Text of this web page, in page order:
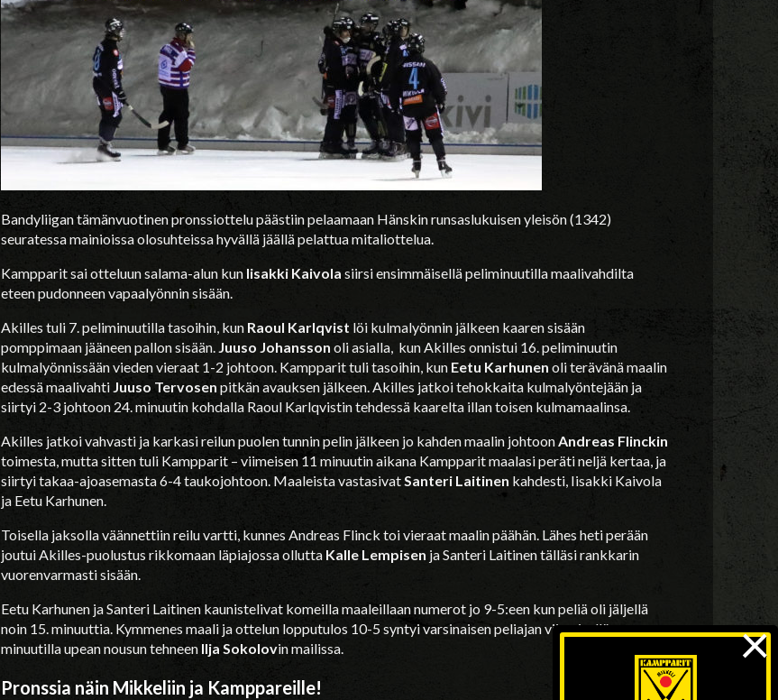
Bandyliigan tämänvuotinen pronssiottelu päästiin pelaamaan Hänskin runsaslukuisen yleisön (1342)
seuratessa mainioissa olosuhteissa hyvällä jäällä pelattua mitaliottelua.
Kampparit sai otteluun salama-alun kun Iisakki Kaivola siirsi ensimmäisellä peliminuutilla maalivahdilta
eteen pudonneen vapaalyönnin sisään.
Akilles tuli 7. peliminuutilla tasoihin, kun Raoul Karlqvist löi kulmalyönnin jälkeen kaaren sisään
pomppimaan jääneen pallon sisään. Juuso Johansson oli asialla, kun Akilles onnistui 16. peliminuutin
kulmalyönnissään vieden vieraat 1-2 johtoon. Kampparit tuli tasoihin, kun Eetu Karhunen oli terävänä maalin
edessä maalivahti Juuso Tervosen pitkän avauksen jälkeen. Akilles jatkoi tehokkaita kulmalyöntejään ja
siirtyi 2-3 johtoon 24. minuutin kohdalla Raoul Karlqvistin tehdessä kaarelta illan toisen kulmamaalinsa.
Akilles jatkoi vahvasti ja karkasi reilun puolen tunnin pelin jälkeen jo kahden maalin johtoonAndreas Flinckin
toimesta, mutta sitten tuli Kampparit – viimeisen 11 minuutin aikana Kampparit maalasi peräti neljä kertaa, ja
siirtyi takaa-ajoasemasta 6-4 taukojohtoon. Maaleista vastasivatSanteri Laitinen kahdesti, Iisakki Kaivola
ja Eetu Karhunen.
Toisella jaksolla väännettiin reilu vartti, kunnes Andreas Flinck toi vieraat maalin päähän. Lähes heti perään
joutui Akilles-puolustus rikkomaan läpiajossa ollutta Kalle Lempisen ja Santeri Laitinen tälläsi rankkarin
vuorenvarmasti sisään.
Eetu Karhunen ja Santeri Laitinen kaunistelivat komeilla maaleillaan numerot jo 9-5:een kun peliä oli jäljellä
noin 15. minuuttia. Kymmenes maali ja ottelun lopputulos 10-5 syntyi varsinaisen peliajan viimeisellä
minuutilla upean nousun tehneen Ilja Sokolovin mailissa.
Pronssia näin Mikkeliin ja Kamppareille!
×